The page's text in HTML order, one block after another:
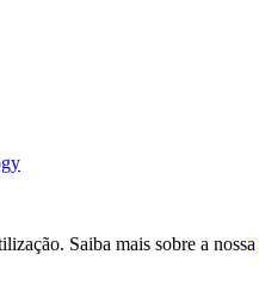
Saiba mais sobre a nossa